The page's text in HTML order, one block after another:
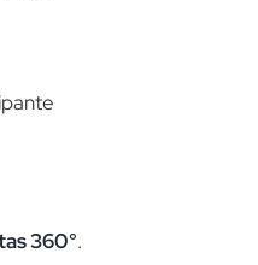
360°.